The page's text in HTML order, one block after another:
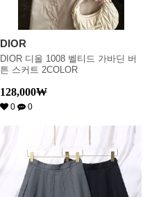
DIOR
DIOR 디올 1008 벨티드 가바딘 버
튼 스커트 2COLOR
128,000₩
0 0